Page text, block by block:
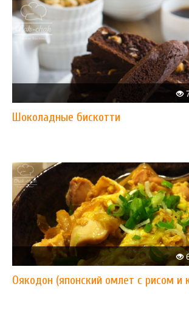
Шоколадные бискотти
Оякодон (японский омлет с рисом и